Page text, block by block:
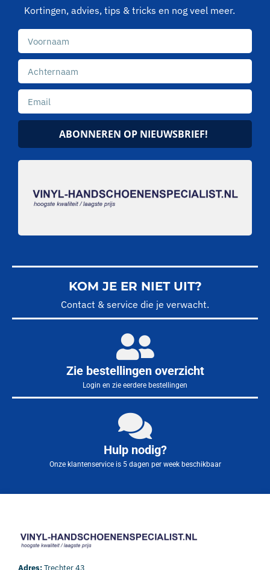
Kortingen, advies, tips & tricks en nog veel meer.
ABONNEREN OP NIEUWSBRIEF!
KOM JE ER NIET UIT?
Contact & service die je verwacht.
Zie bestellingen overzicht
Login en zie eerdere bestellingen
Hulp nodig?
Onze klantenservice is 5 dagen per week beschikbaar